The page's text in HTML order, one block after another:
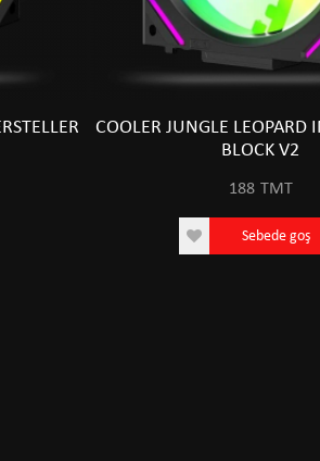
COOLER JUNGLE LEOPARD
BLOCK V2
188 TMT
Sebede goş